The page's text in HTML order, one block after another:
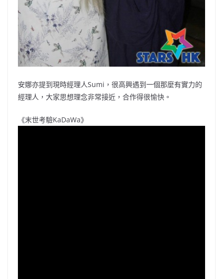
安娜亦提到現時經理人Sumi，很高興遇到一個那麼有實力的
經理人，大家思想理念非常接近，合作得很愉快。
《末世考驗KaDaWa》